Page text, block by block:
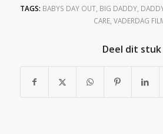
TAGS: BABYS DAY OUT, BIG DADDY,
CARE, VADERDAG
Deel dit stuk